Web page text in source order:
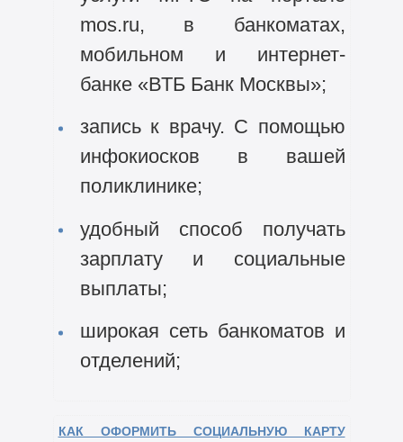
mos.ru, в банкоматах,
мобильном и интернет-
банке «ВТБ Банк Москвы»;
запись к врачу. С помощью
инфокиосков в вашей
поликлинике;
удобный способ получать
зарплату и социальные
выплаты;
широкая сеть банкоматов и
отделений;
КАК ОФОРМИТЬ СОЦИАЛЬНУЮ КАРТУ